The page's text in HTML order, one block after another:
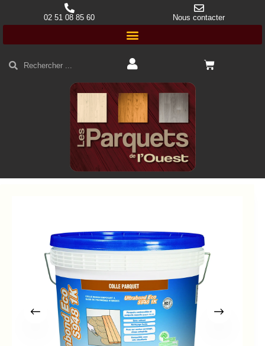
02 51 08 85 60 Nous contacter